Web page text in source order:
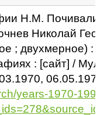
Н.М.
Николай
; двухмерное) :
: [сайт] /
years-1970-